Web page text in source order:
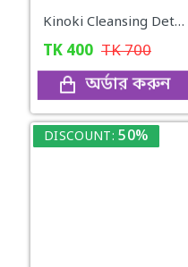
Kinoki Cleansing Detox Foot Pad
TK 400 TK700
অর্ডার করুন
DISCOUNT: 50%